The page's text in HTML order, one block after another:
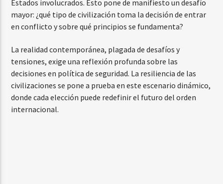
Estados involucrados. Esto pone de manifiesto un desafío
mayor: ¿qué tipo de civilización toma la decisión de entrar
en conflicto y sobre qué principios se fundamenta?
La realidad contemporánea, plagada de desafíos y
tensiones, exige una reflexión profunda sobre las
decisiones en política de seguridad. La resiliencia de las
civilizaciones se pone a prueba en este escenario dinámico,
donde cada elección puede redefinir el futuro del orden
internacional.